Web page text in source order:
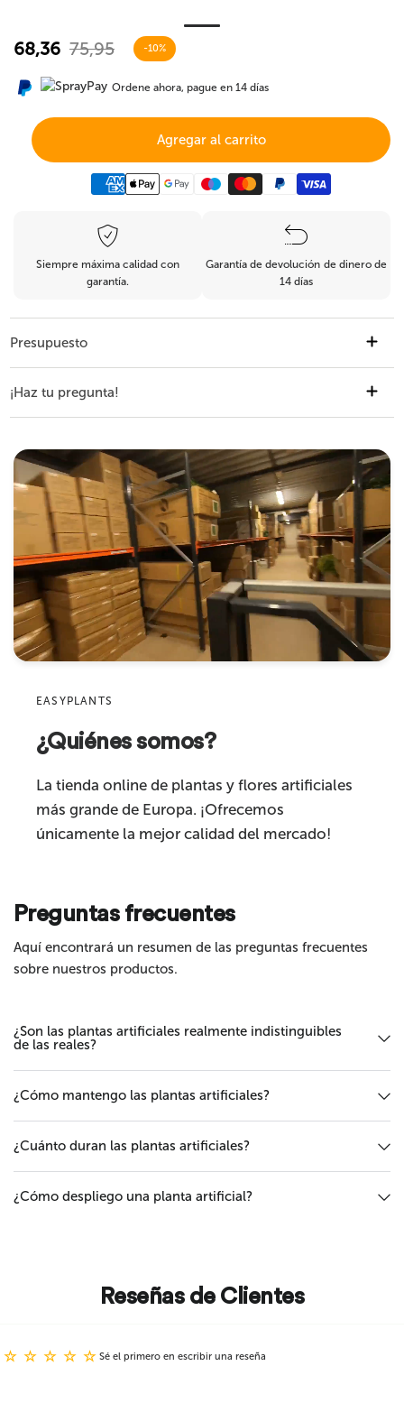
68,36 75,95 -10%
Ordene ahora, pague en 14 días
Agregar al carrito
Siempre máxima calidad con
garantía.
Garantía de devolución de dinero de
14 días
Presupuesto
Número de artículo
Diámetro 100 cm
Material plástico de alta calidad
Características alta calidad
Resistente a los rayos UV sí
Apto para exterior e interior
¡Haz tu pregunta!
encantados de ayudarte!
Nombre
Correo electrónico
Product
Sku
Comentario
EASYPLANTS
¿Quiénes somos?
La tienda online de plantas y flores artificiales
más grande de Europa. ¡Ofrecemos
únicamente la mejor calidad del mercado!
Preguntas frecuentes
Aquí encontrará un resumen de las preguntas frecuentes
sobre nuestros productos.
¿Son las plantas artificiales realmente indistinguibles
de las reales?
¿Cómo mantengo las plantas artificiales?
¿Cuánto duran las plantas artificiales?
¿Cómo despliego una planta artificial?
Reseñas de Clientes
Sé el primero en escribir una reseña